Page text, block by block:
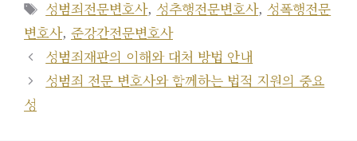
고
리
태
그
성범죄전문변호사, 성추행전문변호사, 성폭행전문
변호사, 준강간전문변호사
성범죄재판의 이해와 대처 방법 안내
성범죄 전문 변호사와 함께하는 법적 지원의 중요
성